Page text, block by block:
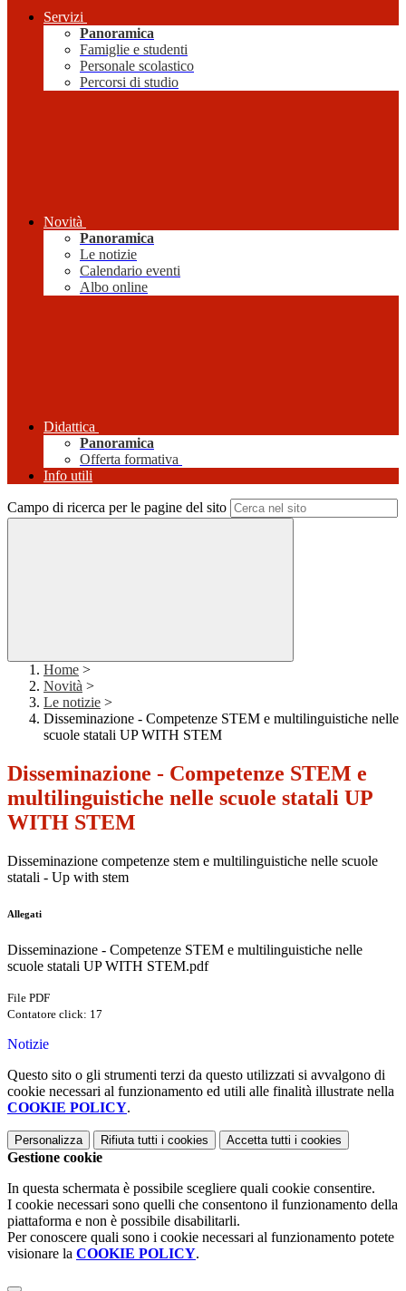
Servizi
Panoramica
Famiglie e studenti
Personale scolastico
Percorsi di studio
Novità
Panoramica
Le notizie
Calendario eventi
Albo online
Didattica
Panoramica
Offerta formativa
Info utili
Campo di ricerca per le pagine del sito
Home >
Novità >
Le notizie >
Disseminazione - Competenze STEM e multilinguistiche nelle
scuole statali UP WITH STEM
Disseminazione - Competenze STEM e
multilinguistiche nelle scuole statali UP
WITH STEM
Disseminazione competenze stem e multilinguistiche nelle scuole
statali - Up with stem
Allegati
Disseminazione - Competenze STEM e multilinguistiche nelle
scuole statali UP WITH STEM.pdf
File PDF
Contatore click: 17
Notizie
Questo sito o gli strumenti terzi da questo utilizzati si avvalgono di
cookie necessari al funzionamento ed utili alle finalità illustrate nella
COOKIE POLICY.
Personalizza Rifiuta tutti i cookies Accetta tutti i cookies
Gestione cookie
In questa schermata è possibile scegliere quali cookie consentire.
I cookie necessari sono quelli che consentono il funzionamento della
piattaforma e non è possibile disabilitarli.
Per conoscere quali sono i cookie necessari al funzionamento potete
visionare la COOKIE POLICY.